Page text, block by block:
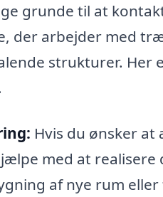
grunde til at
der arbejder med
strukturer. Her
Hvis du ønsker
med at realisere
af nye rum